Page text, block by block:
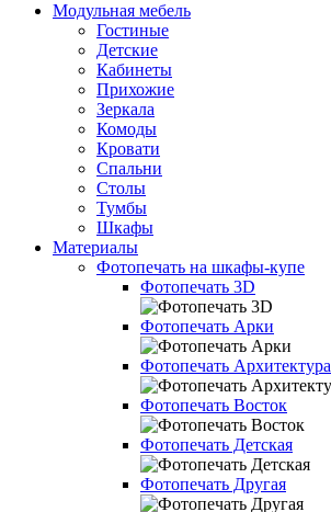
Модульная мебель
Гостиные
Детские
Кабинеты
Прихожие
Зеркала
Комоды
Кровати
Спальни
Столы
Тумбы
Шкафы
Материалы
Фотопечать на шкафы-купе
Фотопечать 3D
Фотопечать Арки
Фотопечать Архитектура
Фотопечать Восток
Фотопечать Детская
Фотопечать Другая